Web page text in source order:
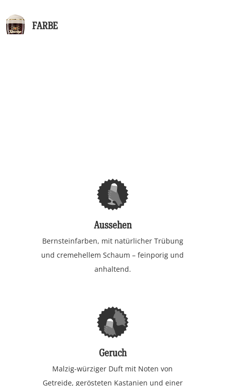
FARBE
Aussehen
Bernsteinfarben, mit natürlicher Trübung
und cremehellem Schaum – feinporig und
anhaltend.
Geruch
Malzig-würziger Duft mit Noten von
Getreide, gerösteten Kastanien und einer